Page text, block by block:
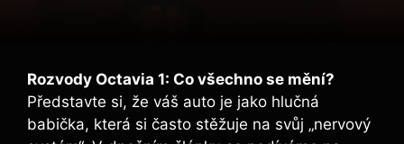
Rozvody Octavia 1: Co všechno se mění?
Představte si, že váš auto je jako hlučná
babička, která si často stěžuje na svůj „nervový